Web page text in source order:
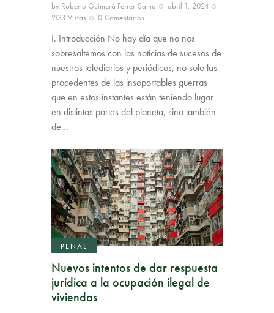
by Roberto Guimerá Ferrer-Sama
abril 1, 2024
2133 Vistas 0 Comentarios
I. Introducción No hay día que no nos
sobresaltemos con las noticias de sucesos de
nuestros telediarios y periódicos, no solo las
procedentes de las insoportables guerras
que en estos instantes están teniendo lugar
en distintas partes del planeta, sino también
de…
PENAL
Nuevos intentos de dar respuesta
jurídica a la ocupación ilegal de
viviendas